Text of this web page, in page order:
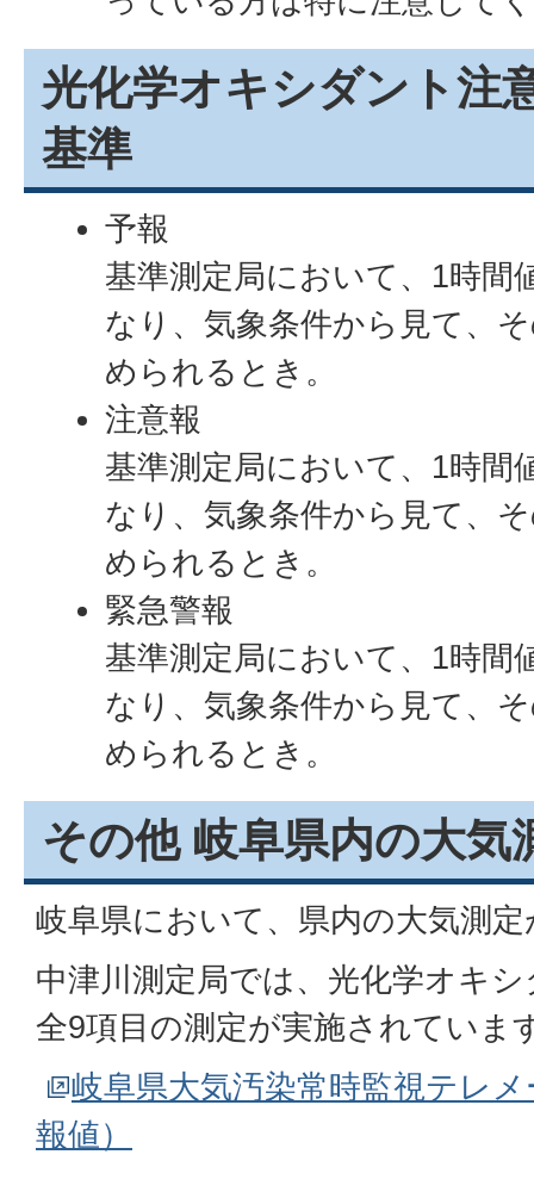
光化学オキシダント注
基準
予報
基準測定局において、1時間
なり、気象条件から見て、
められるとき。
注意報
基準測定局において、1時間
なり、気象条件から見て、
められるとき。
緊急警報
基準測定局において、1時間
なり、気象条件から見て、
められるとき。
その他 岐阜県内の大気
岐阜県において、県内の大気測
中津川測定局では、光化学オキ
全9項目の測定が実施されていま
岐阜県大気汚染常時監視テレ
報値）